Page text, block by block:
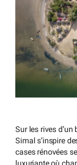
Sur les rives d’un
Simal s’inspire
cases rénovées